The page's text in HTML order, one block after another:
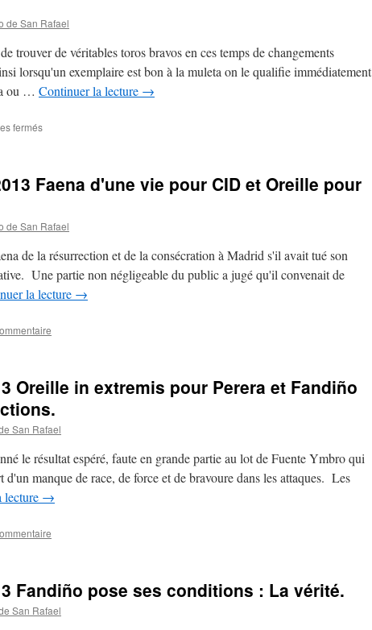
de San Rafael
trouver de véritables toros bravos en ces temps de changements
lorsqu'un exemplaire est bon à la muleta on le qualifie immédiatement
ou … Continuer la lecture →
ferméssur
Ferrera
oreille.
d'Adolfo
Martin.
Faena d'une vie pour CID et Oreille pour
de San Rafael
de la résurrection et de la consécration à Madrid s'il avait tué son
Une partie non négligeable du public a jugé qu'il convenait de
la lecture →
Oreille in extremis pour Perera et Fandiño
San Rafael
le résultat espéré, faute en grande partie au lot de Fuente Ymbro qui
d'un manque de race, de force et de bravoure dans les attaques. Les
lecture →
Fandiño pose ses conditions : La vérité.
San Rafael